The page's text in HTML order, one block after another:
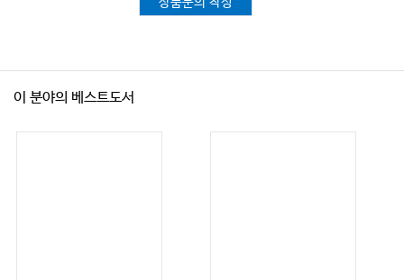
상품문의 작성
이 분야의 베스트도서